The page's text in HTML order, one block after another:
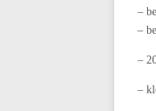
–
–
–
–